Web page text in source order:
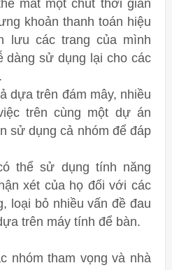
mất một chút thời gian
khoản thanh toán hiệu
lưu các trang của mình
dàng sử dụng lại cho các
dựa trên đám mây, nhiều
trên cùng một dự án
sử dụng cả nhóm để đáp
thể sử dụng tính năng
xét của họ đối với các
loại bỏ nhiều vấn đề đau
trên máy tính để bàn.
nhóm tham vọng và nhà